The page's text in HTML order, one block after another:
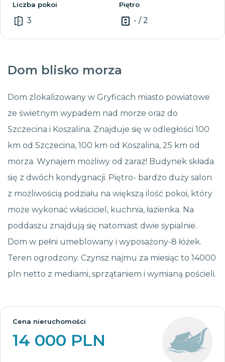
Liczba pokoi
3
Piętro
- / 2
Dom blisko morza
Dom zlokalizowany w Gryficach miasto powiatowe
ze świetnym wypadem nad morze oraz do
Szczecina i Koszalina. Znajduje się w odległości 100
km od Szczecina, 100 km od Koszalina, 25 km od
morza. Wynajem możliwy od zaraz! Budynek składa
się z dwóch kondygnacji. Piętro- bardzo duży salon
z możliwością podziału na większą ilość pokoi, który
może wykonać właściciel, kuchnia, łazienka. Na
poddaszu znajdują się natomiast dwie sypialnie.
Dom w pełni umeblowany i wyposażony-8 łóżek.
Teren ogrodzony. Czynsz najmu za miesiąc to 14000
pln netto z mediami, sprzątaniem i wymianą pościeli.
Cena nieruchomości
14 000 PLN